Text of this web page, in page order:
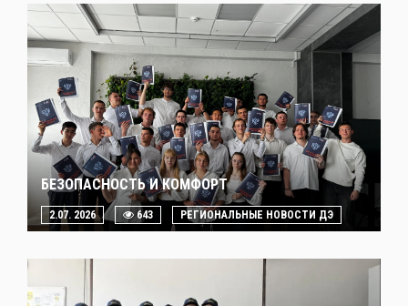
БЕЗОПАСНОСТЬ И КОМФОРТ
2.07. 2026 643 РЕГИОНАЛЬНЫЕ НОВОСТИ ДЭ